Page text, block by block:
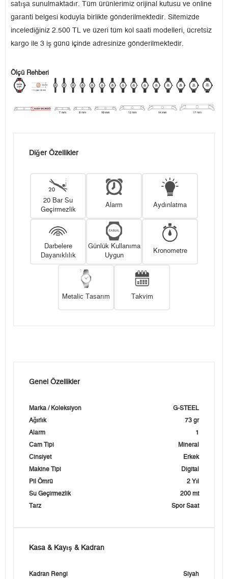
satışa sunulmaktadır. Tüm ürünlerimiz orijinal kutusu ve online
garanti belgesi koduyla birlikte gönderilmektedir. Sitemizde
incelediğiniz 2.500 TL ve üzeri tüm kol saati modelleri, ücretsiz
kargo ile 3 iş günü içinde adresinize gönderilmektedir.
Ölçü Rehberi
Diğer Özellikler
20 Bar Su
Geçirmezlik
Alarm Aydınlatma
Darbelere
Dayanıklılık
Günlük Kullanıma
Uygun
Kronometre
Metalic Tasarım Takvim
Genel Özellikler
Marka / Koleksiyon
G-STEEL
Ağırlık
73 gr
Alarm
1
Cam Tipi
Mineral
Cinsiyet
Erkek
Makine Tipi
Digital
Pil Ömrü
2 Yıl
Su Geçirmezlik
200 mt
Tarz
Spor Saat
Kasa & Kayış & Kadran
Kadran Rengi
Siyah